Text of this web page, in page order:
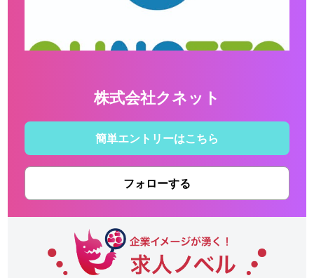
株式会社クネット
簡単エントリーはこちら
フォローする